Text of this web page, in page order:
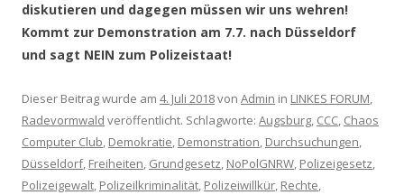
diskutieren und dagegen müssen wir uns wehren!
Kommt zur Demonstration am 7.7. nach Düsseldorf
und sagt NEIN zum Polizeistaat!
Dieser Beitrag wurde am 4. Juli 2018von Admin in LINKES FORUM,
Radevormwald veröffentlicht. Schlagworte: Augsburg, CCC, Chaos
Computer Club, Demokratie, Demonstration, Durchsuchungen,
Düsseldorf, Freiheiten, Grundgesetz, NoPolGNRW, Polizeigesetz,
Polizeigewalt, Polizeilkriminalität, Polizeiwillkür, Rechte,